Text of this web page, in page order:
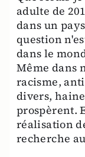
adulte de
dans un
question
dans le
Même dans
racisme,
divers,
prospèrent.
réalisation
recherche